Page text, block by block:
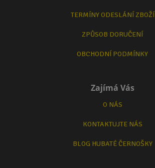
TERMÍNY ODESLÁNÍ ZBOŽÍ
ZPŮSOB DORUČENÍ
OBCHODNÍ PODMÍNKY
Zajímá Vás
O NÁS
KONTAKTUJTE NÁS
BLOG HUBATÉ ČERNOŠKY